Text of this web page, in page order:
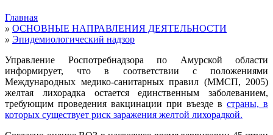
Главная
» ОСНОВНЫЕ НАПРАВЛЕНИЯ ДЕЯТЕЛЬНОСТИ
» Эпидемиологический надзор
Управление Роспотребнадзора по Амурской области
информирует, что в соответствии с положениями
Международных медико-санитарных правил (ММСП, 2005)
желтая лихорадка остается единственным заболеванием,
требующим проведения вакцинации при въезде в страны, в
которых существует риск заражения желтой лихорадкой.